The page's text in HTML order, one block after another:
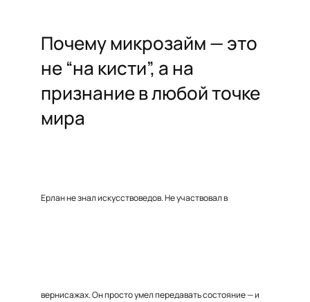
Почему микрозайм — это
не “на кисти”, а на
признание в любой точке
мира
Ерлан не знал искусствоведов. Не участвовал в
вернисажах. Он просто умел передавать состояние — и